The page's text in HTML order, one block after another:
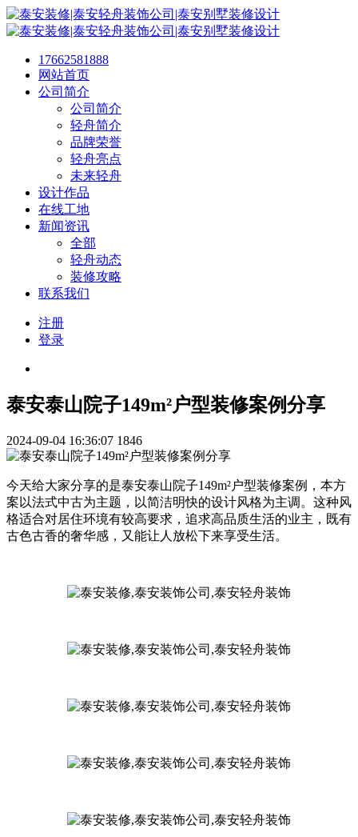
17662581888
网站首页
公司简介
公司简介
轻舟简介
品牌荣誉
轻舟亮点
未来轻舟
设计作品
在线工地
新闻资讯
全部
轻舟动态
装修攻略
联系我们
注册
登录
泰安泰山院子149m²户型装修案例分享
2024-09-04 16:36:07 1846
今天给大家分享的是泰安泰山院子149m²户型装修案例，本方
案以法式中古为主题，以简洁明快的设计风格为主调。这种风
格适合对居住环境有较高要求，追求高品质生活的业主，既有
古色古香的奢华感，又能让人放松下来享受生活。